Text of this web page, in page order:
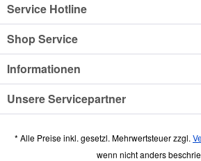
Service Hotline
Shop Service
Informationen
Unsere Servicepartner
* Alle Preise inkl. gesetzl. Mehrwertsteuer zzgl.
wenn nicht anders